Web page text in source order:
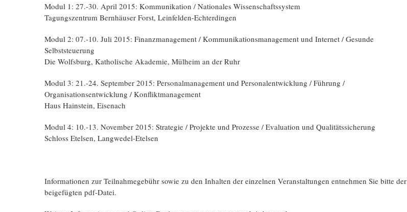
Modul 1: 27.-30. April 2015: Kommunikation / Nationales Wissenschaftssystem
Tagungszentrum Bernhäuser Forst, Leinfelden-Echterdingen
Modul 2: 07.-10. Juli 2015: Finanzmanagement / Kommunikationsmanagement und Internet / Gesunde
Selbststeuerung
Die Wolfsburg, Katholische Akademie, Mülheim an der Ruhr
Modul 3: 21.-24. September 2015: Personalmanagement und Personalentwicklung / Führung /
Organisationsentwicklung / Konfliktmanagement
Haus Hainstein, Eisenach
Modul 4: 10.-13. November 2015: Strategie / Projekte und Prozesse / Evaluation und Qualitätssicherung
Schloss Etelsen, Langwedel-Etelsen
Informationen zur Teilnahmegebühr sowie zu den Inhalten der einzelnen Veranstaltungen entnehmen Sie bitte der
beigefügten pdf-Datei.